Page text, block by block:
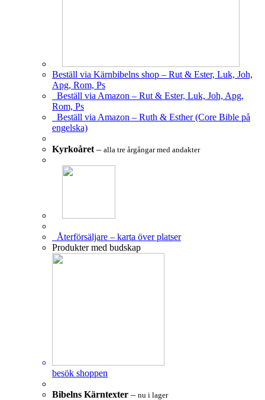
Beställ via Kärnbibelns shop – Rut & Ester, Luk, Joh,
Apg, Rom, Ps
Beställ via Amazon – Rut & Ester, Luk, Joh, Apg,
Rom, Ps
Beställ via Amazon – Ruth & Esther (Core Bible på
engelska)
Kyrkoåret – alla tre årgångar med andakter
Återförsäljare – karta över platser
Produkter med budskap
besök shoppen
Bibelns Kärntexter – nu i lager